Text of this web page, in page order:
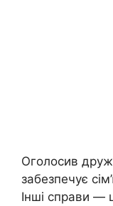
Оголосив
забезпечує
Інші справи —